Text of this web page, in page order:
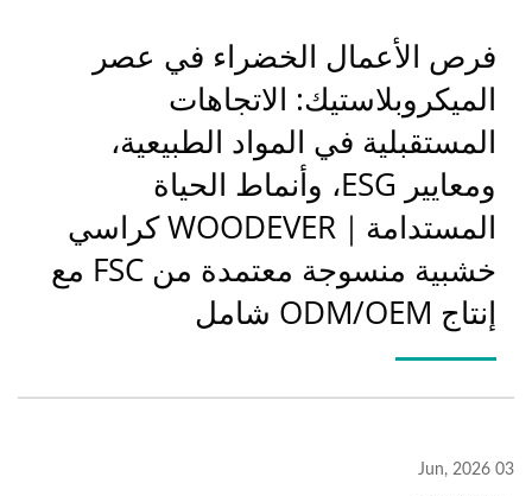
معتمدة من FSC مع إنتاج
ODM/OEM شامل
فرص الأعمال الخضراء في عصر
الميكروبلاستيك: الاتجاهات
المستقبلية في المواد الطبيعية،
ومعايير ESG، وأنماط الحياة
المستدامة｜WOODEVER كراسي
خشبية منسوجة معتمدة من FSC مع
إنتاج ODM/OEM شامل
03 Jun, 2026